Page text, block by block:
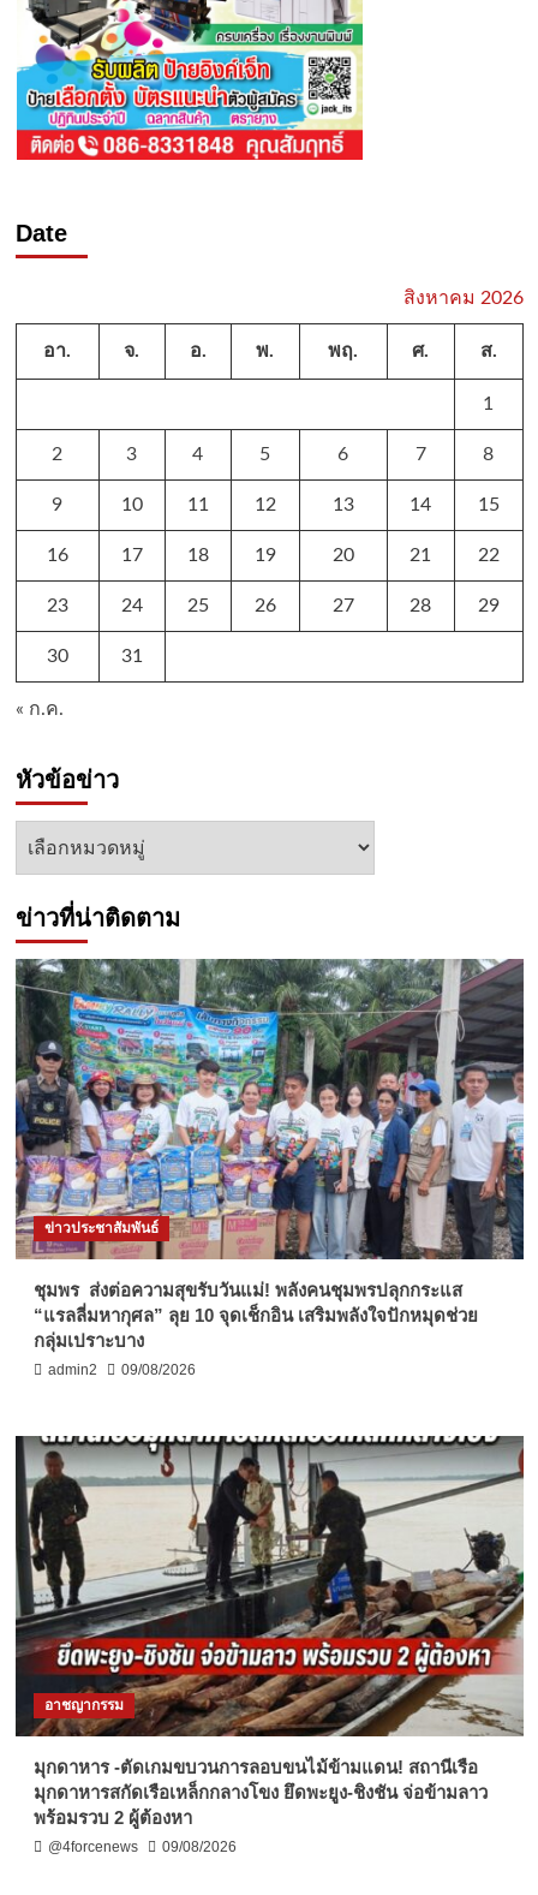
Date
สิงหาคม 2026
อา. จ. อ. พ. พฤ. ศ. ส.
1
2 3 4 5 6 7 8
9 10 11 12 13 14 15
16 17 18 19 20 21 22
23 24 25 26 27 28 29
30 31
« ก.ค.
หัวข้อข่าว
หัวข้อ
ข่าวที่น่าติดตาม
ข่าวประชาสัมพันธ์
ชุมพร ส่งต่อความสุขรับวันแม่! พลังคนชุมพรปลุกกระแส
“แรลลี่มหากุศล” ลุย 10 จุดเช็กอิน เสริมพลังใจปักหมุดช่วย
กลุ่มเปราะบาง
admin2 09/08/2026
อาชญากรรม
มุกดาหาร -ตัดเกมขบวนการลอบขนไม้ข้ามแดน! สถานีเรือ
มุกดาหารสกัดเรือเหล็กกลางโขง ยึดพะยูง-ชิงชัน จ่อข้ามลาว
พร้อมรวบ 2 ผู้ต้องหา
@4forcenews 09/08/2026